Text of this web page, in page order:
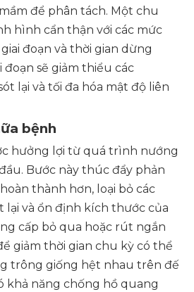
để phân tách. Một chu
hình cẩn thận với các mức
đoạn và thời gian dừng
sẽ giảm thiểu các
lại và tối đa hóa mật độ liên
bệnh
hưởng lợi từ quá trình nướng
Bước này thúc đẩy phản
thành hơn, loại bỏ các
lại và ổn định kích thước của
cấp bỏ qua hoặc rút ngắn
giảm thời gian chu kỳ có thể
trông giống hệt nhau trên đế
khả năng chống hồ quang